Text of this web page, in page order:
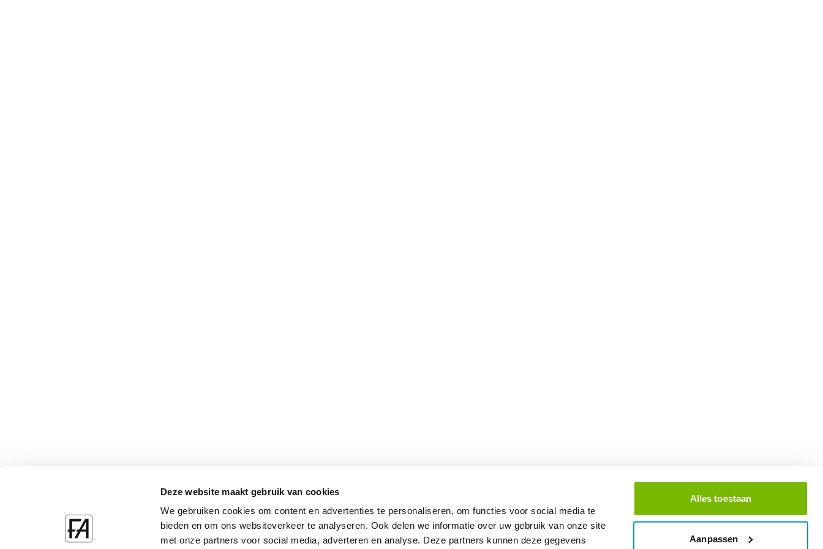
Deze website maakt gebruik van cookies
We gebruiken cookies om content en advertenties te personaliseren, om functies voor social media te
bieden en om ons websiteverkeer te analyseren. Ook delen we informatie over uw gebruik van onze site
met onze partners voor social media, adverteren en analyse. Deze partners kunnen deze gegevens
Alles toestaan
Aanpassen